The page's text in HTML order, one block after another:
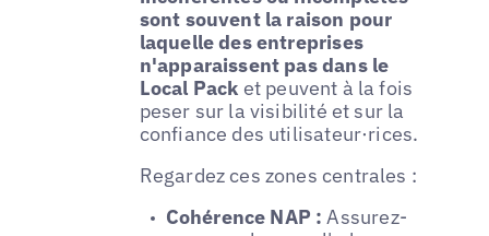
sont souvent la raison pour
laquelle des entreprises
n'apparaissent pas dans le
Local Pack et peuvent à la fois
peser sur la visibilité et sur la
confiance des utilisateur·rices.
Regardez ces zones centrales :
Cohérence NAP : Assurez-